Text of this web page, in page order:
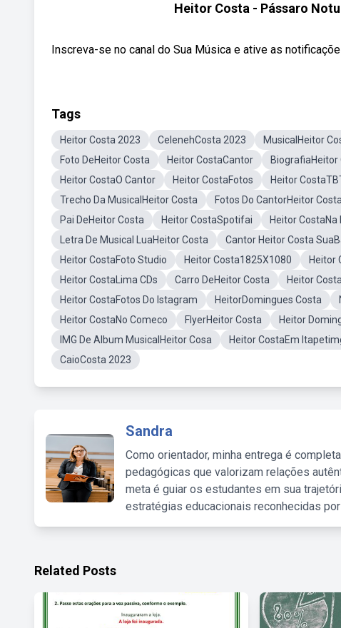
Heitor Costa - Pássaro
Inscreva-se no canal do Sua Música e ative as
Tags
Heitor Costa 2023 CelenehCosta 2023 MusicalHeitor
Foto DeHeitor Costa
Heitor CostaCantor BiografiaHeitor
Heitor CostaO Cantor
Heitor CostaFotos Heitor
Trecho Da MusicalHeitor Costa
Fotos Do CantorHeitor Costa
Pai DeHeitor Costa
Heitor CostaSpotifai Heitor CostaNa
Letra De Musical LuaHeitor Costa
Cantor Heitor Costa
Heitor CostaFoto Studio
Heitor Costa1825X1080 Heitor
Heitor CostaLima CDs
Carro DeHeitor Costa Heitor
Heitor CostaFotos Do Istagram
HeitorDomingues Costa
Heitor CostaNo Comeco
FlyerHeitor Costa Heitor
IMG De Album MusicalHeitor Cosa
Heitor CostaEm
CaioCosta 2023
Sandra
Como orientador, minha entrega é
pedagógicas que valorizam relações
meta é guiar os estudantes em sua
estratégias educacionais reconhecidas
Related Posts